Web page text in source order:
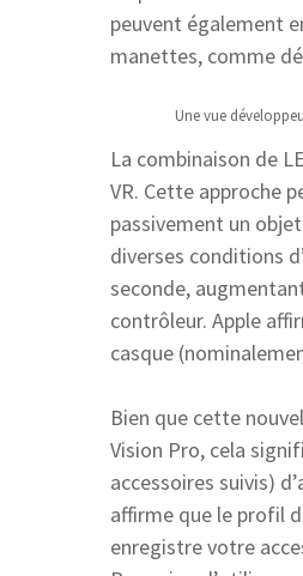
peuvent également
manettes, comme
Une vue
La combinaison de
VR. Cette approche
passivement un
diverses conditions
seconde,
contrôleur. Apple
casque
Bien que cette
Vision Pro, cela
accessoires suivis)
affirme que le profil
enregistre votre